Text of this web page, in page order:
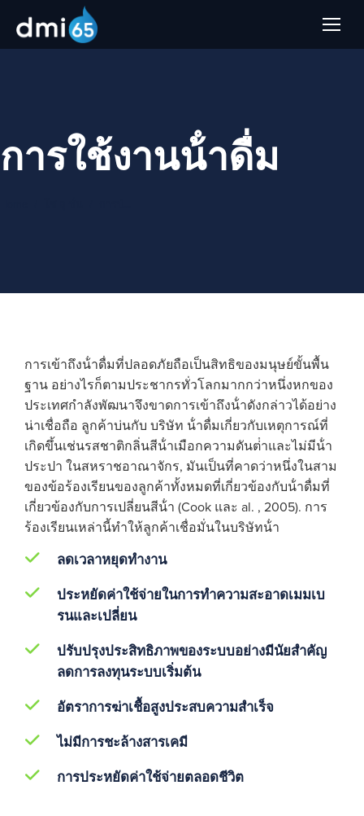
การใช้งานน้ําดื่ม
You are here:
การเข้าถึงน้ําดื่มที่ปลอดภัยถือเป็นสิทธิของมนุษย์ขั้นพื้น
ฐาน อย่างไรก็ตามประชากรทั่วโลกมากกว่าหนึ่งหกของ
ประเทศกําลังพัฒนาจึงขาดการเข้าถึงน้ําดังกล่าวได้อย่าง
น่าเชื่อถือ ลูกค้าบ่นกับ บริษัท น้ําดื่มเกี่ยวกับเหตุการณ์ที่
เกิดขึ้นเช่นรสชาติกลิ่นสีน้ําเมือกความดันต่ําและไม่มีน้ํา
ประปา ในสหราชอาณาจักร, มันเป็นที่คาดว่าหนึ่งในสาม
ของข้อร้องเรียนของลูกค้าทั้งหมดที่เกี่ยวข้องกับน้ําดื่มที่
เกี่ยวข้องกับการเปลี่ยนสีน้ํา (Cook และ al. , 2005). การ
ร้องเรียนเหล่านี้ทําให้ลูกค้าเชื่อมั่นในบริษัทน้ํา
ลดเวลาหยุดทํางาน
ประหยัดค่าใช้จ่ายในการทําความสะอาดเมมเบ
รนและเปลี่ยน
ปรับปรุงประสิทธิภาพของระบบอย่างมีนัยสําคัญ
ลดการลงทุนระบบเริ่มต้น
อัตราการฆ่าเชื้อสูงประสบความสําเร็จ
ไม่มีการชะล้างสารเคมี
การประหยัดค่าใช้จ่ายตลอดชีวิต